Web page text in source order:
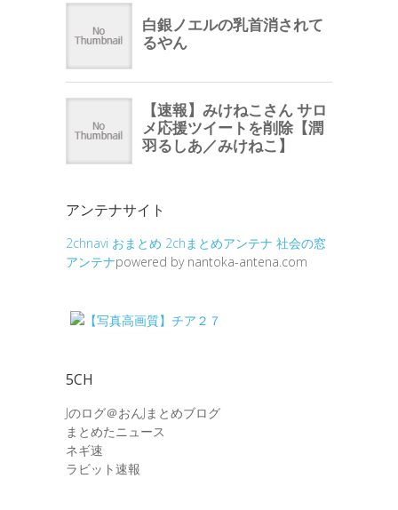
アンテナサイト
2chnavi おまとめ 2chまとめアンテナ 社会の窓
アンテナpowered by nantoka-antena.com
5CH
Jのログ＠おんJまとめブログ
まとめたニュース
ネギ速
ラビット速報